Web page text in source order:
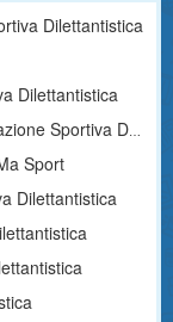
Dilettantistica
Dilettantistica
Dilettantistica
Sport
Dilettantistica